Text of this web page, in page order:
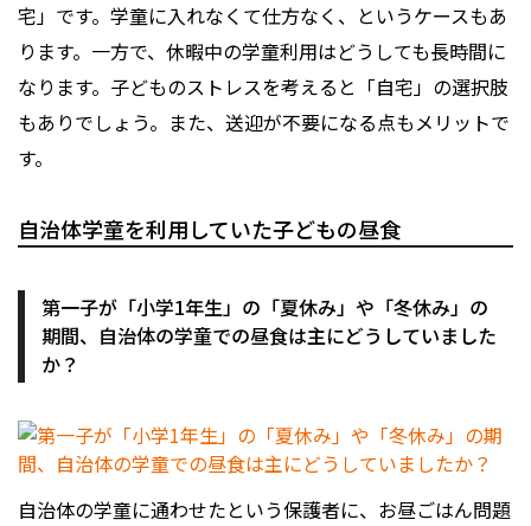
宅」です。学童に入れなくて仕方なく、というケースもあ
ります。一方で、休暇中の学童利用はどうしても長時間に
なります。子どものストレスを考えると「自宅」の選択肢
もありでしょう。また、送迎が不要になる点もメリットで
す。
自治体学童を利用していた子どもの昼食
第一子が「小学1年生」の「夏休み」や「冬休み」の
期間、自治体の学童での昼食は主にどうしていました
か？
自治体の学童に通わせたという保護者に、お昼ごはん問題